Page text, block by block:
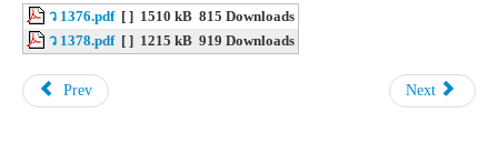
ว 1376.pdf [ ] 1510 kB 815 Downloads
ว 1378.pdf [ ] 1215 kB 919 Downloads
Prev Next